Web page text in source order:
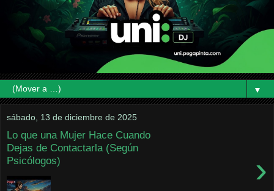
▼
sábado, 13 de diciembre de 2025
Lo que una Mujer Hace Cuando
Dejas de Contactarla (Según
Psicólogos)
›